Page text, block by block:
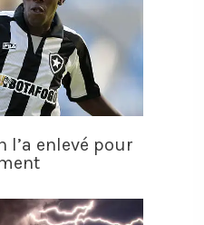
l’a enlevé pour